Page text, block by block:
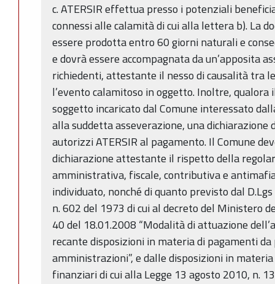
c. ATERSIR effettua presso i potenziali
connessi alle calamità di cui alla lettera b). La
essere prodotta entro 60 giorni naturali e
e dovrà essere accompagnata da un’apposita
richiedenti, attestante il nesso di causalità tra
l’evento calamitoso in oggetto. Inoltre,
soggetto incaricato dal Comune interessato
alla suddetta asseverazione, una dichiarazione
autorizzi ATERSIR al pagamento. Il Comune
dichiarazione attestante il rispetto della
amministrativa, fiscale, contributiva e
individuato, nonché di quanto previsto dal
n. 602 del 1973 di cui al decreto del Ministero
40 del 18.01.2008 “Modalità di attuazione
recante disposizioni in materia di pagamenti
amministrazioni”, e dalle disposizioni in
finanziari di cui alla Legge 13 agosto 2010, n.